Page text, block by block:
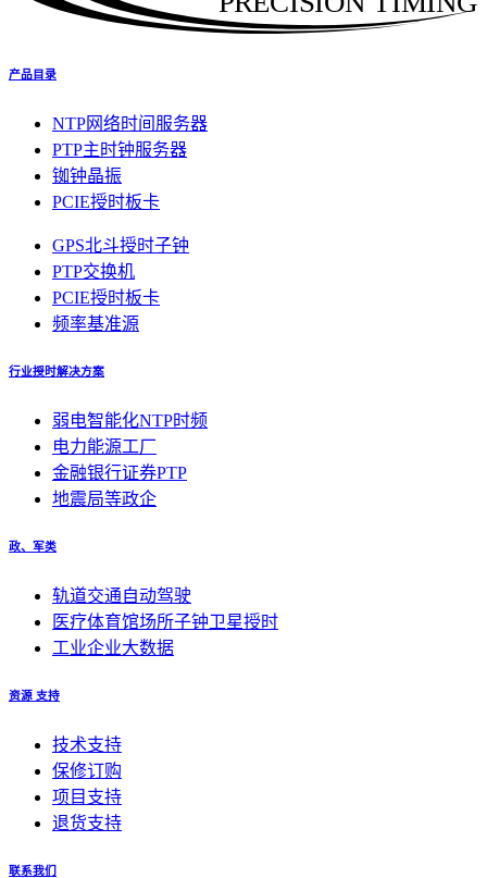
产品目录
NTP网络时间服务器
PTP主时钟服务器
铷钟晶振
PCIE授时板卡
GPS北斗授时子钟
PTP交换机
PCIE授时板卡
频率基准源
行业授时解决方案
弱电智能化NTP时频
电力能源工厂
金融银行证券PTP
地震局等政企
政、军类
轨道交通自动驾驶
医疗体育馆场所子钟卫星授时
工业企业大数据
资源 支持
技术支持
保修订购
项目支持
退货支持
联系我们